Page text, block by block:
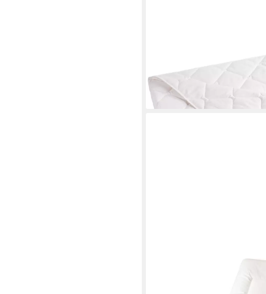
Baumwollbettdecke Sarah
Mehrere Größen
ab 85,90 €
lieferbar in 3 Wochen